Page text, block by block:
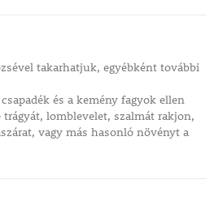
takarhatjuk, egyébként további
és a kemény fagyok ellen
lomblevelet, szalmát rakjon,
vagy más hasonló növényt a